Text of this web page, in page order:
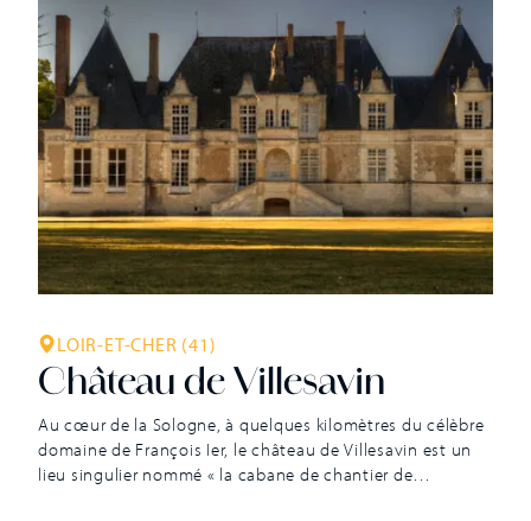
LOIR-ET-CHER (41)
Château de Villesavin
Au cœur de la Sologne, à quelques kilomètres du célèbre
domaine de François Ier, le château de Villesavin est un
lieu singulier nommé « la cabane de chantier de